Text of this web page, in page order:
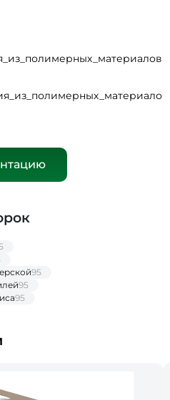
95
95
95